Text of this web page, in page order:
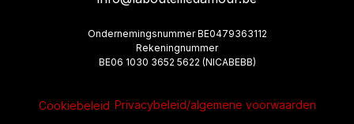
Ondernemingsnummer BE0479363112
Rekeningnummer
BE06 1030 3652 5622 (NICABEBB)
Cookiebeleid Privacybeleid/algemene voorwaarden